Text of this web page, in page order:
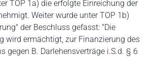
TOP 1a) die erfolgte Einreichung der
Weiter wurde unter TOP 1b)
der Beschluss gefasst: "Die
wird ermächtigt, zur Finanzierung des
gegen B. Darlehensverträge i.S.d. § 6